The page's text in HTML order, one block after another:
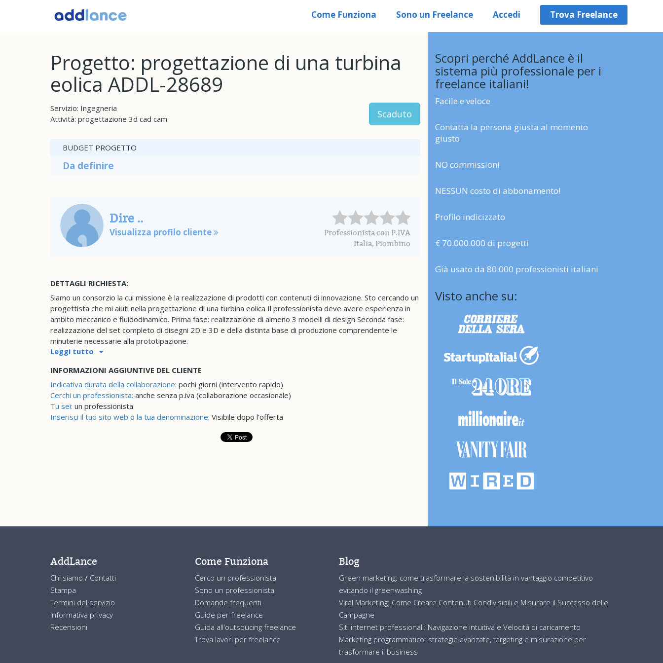
Come Funziona Sono un Freelance Accedi Trova Freelance
Progetto: progettazione di una turbina
eolica ADDL-28689
Servizio: Ingegneria
Attività: progettazione 3d cad cam
Scaduto
BUDGET PROGETTO
Da definire
Dire ..
Visualizza profilo cliente
Professionista con P.IVA
Italia, Piombino
DETTAGLI RICHIESTA:
Siamo un consorzio la cui missione è la realizzazione di prodotti con contenuti di innovazione. Sto cercando un
progettista che mi aiuti nella progettazione di una turbina eolica Il professionista deve avere esperienza in
ambito meccanico e fluidodinamico. Prima fase: realizzazione di almeno 3 modelli di design Seconda fase:
realizzazione del set completo di disegni 2D e 3D e della distinta base di produzione comprendente le
minuterie necessarie alla prototipazione.
Leggi tutto
INFORMAZIONI AGGIUNTIVE DEL CLIENTE
Indicativa durata della collaborazione: pochi giorni (intervento rapido)
Cerchi un professionista: anche senza p.iva (collaborazione occasionale)
Tu sei: un professionista
Inserisci il tuo sito web o la tua denominazione: Visibile dopo l'offerta
Scopri perché AddLance è il
sistema più professionale per i
freelance italiani!
Facile e veloce
Contatta la persona giusta al momento
giusto
NO commissioni
NESSUN costo di abbonamento!
Profilo indicizzato
€ 70.000.000 di progetti
Già usato da 80.000 professionisti italiani
Visto anche su:
AddLance
Chi siamo / Contatti
Stampa
Termini del servizio
Informativa privacy
Recensioni
Come Funziona
Cerco un professionista
Sono un professionista
Domande frequenti
Guide per freelance
Guida all'outsoucing freelance
Trova lavori per freelance
Blog
Green marketing: come trasformare la sostenibilità in vantaggio competitivo
evitando il greenwashing
Viral Marketing: Come Creare Contenuti Condivisibili e Misurare il Successo delle
Campagne
Siti internet professionali: Navigazione intuitiva e Velocità di caricamento
Marketing programmatico: strategie avanzate, targeting e misurazione per
trasformare il business